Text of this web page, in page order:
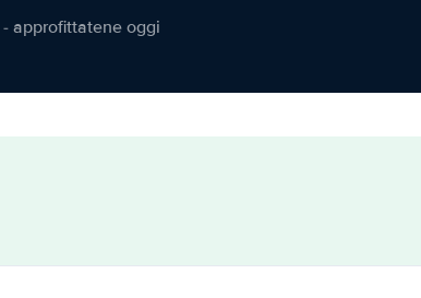
approfittatene oggi